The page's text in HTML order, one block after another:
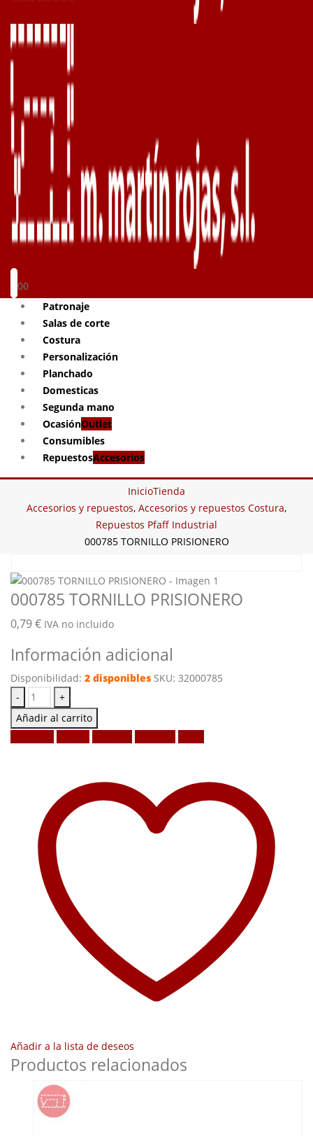
00
Patronaje
Salas de corte
Costura
Personalización
Planchado
Domesticas
Segunda mano
OcasiónOutlet
Consumibles
RepuestosAccesorios
InicioTienda
Accesorios y repuestos, Accesorios y repuestos Costura,
Repuestos Pfaff Industrial
000785 TORNILLO PRISIONERO
000785 TORNILLO PRISIONERO
0,79€ IVA no incluido
Información adicional
Disponibilidad: 2 disponibles SKU: 32000785
-
+
Añadir al carrito
Añadir a la lista de deseos
Productos relacionados